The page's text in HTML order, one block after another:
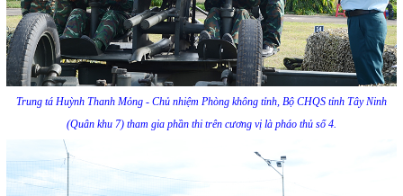
Trung tá Huỳnh Thanh Mỏng - Chủ nhiệm Phòng không tỉnh, Bộ CHQS tỉnh Tây Ninh
(Quân khu 7) tham gia phần thi trên cương vị là pháo thủ số 4.